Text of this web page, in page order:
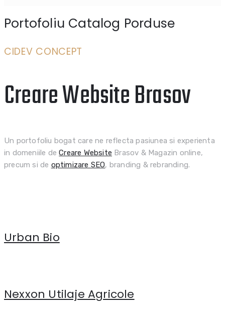
Portofoliu Catalog Porduse
CIDEV CONCEPT
Creare Website Brasov
Un portofoliu bogat care ne reflecta pasiunea si experienta
in domeniile deCreare Website Brasov & Magazin online,
precum si de optimizare SEO, branding & rebranding.
Urban Bio
Nexxon Utilaje Agricole